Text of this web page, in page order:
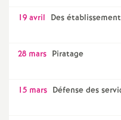
19 avril Des
28 mars Piratage
15 mars Défense des